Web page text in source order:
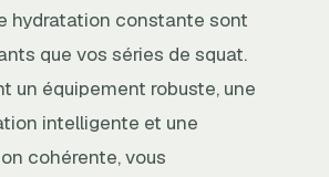
hydratation constante sont
que vos séries de squat.
un équipement robuste, une
intelligente et une
cohérente, vous